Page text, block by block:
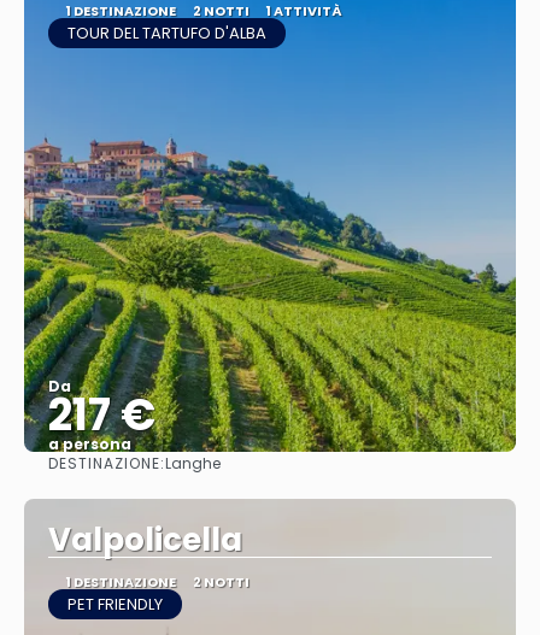
1 DESTINAZIONE 2 NOTTI 1 ATTIVITÀ
TOUR DEL TARTUFO D'ALBA
Da
217 €
a persona
DESTINAZIONE:Langhe
Valpolicella
1 DESTINAZIONE 2 NOTTI
PET FRIENDLY